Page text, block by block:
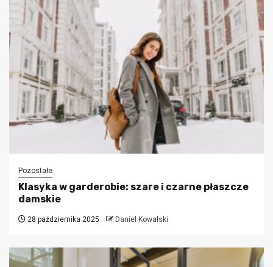
Pozostałe
Klasyka w garderobie: szare i czarne płaszcze
damskie
28 października 2025 Daniel Kowalski